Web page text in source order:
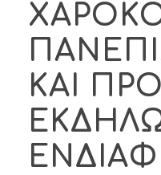
ΚΑΙ